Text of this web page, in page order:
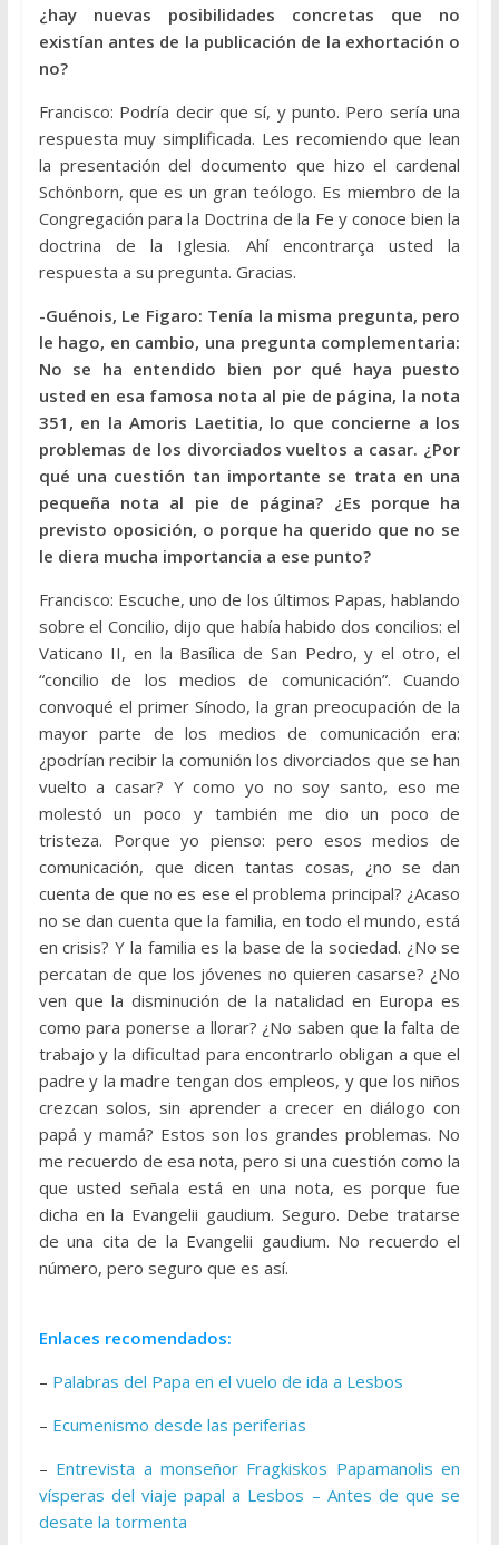
¿hay nuevas posibilidades concretas que no
existían antes de la publicación de la exhortación o
no?
Francisco: Podría decir que sí, y punto. Pero sería una
respuesta muy simplificada. Les recomiendo que lean
la presentación del documento que hizo el cardenal
Schönborn, que es un gran teólogo. Es miembro de la
Congregación para la Doctrina de la Fe y conoce bien la
doctrina de la Iglesia. Ahí encontrarça usted la
respuesta a su pregunta. Gracias.
-Guénois, Le Figaro: Tenía la misma pregunta, pero
le hago, en cambio, una pregunta complementaria:
No se ha entendido bien por qué haya puesto
usted en esa famosa nota al pie de página, la nota
351, en la Amoris Laetitia, lo que concierne a los
problemas de los divorciados vueltos a casar. ¿Por
qué una cuestión tan importante se trata en una
pequeña nota al pie de página? ¿Es porque ha
previsto oposición, o porque ha querido que no se
le diera mucha importancia a ese punto?
Francisco: Escuche, uno de los últimos Papas, hablando
sobre el Concilio, dijo que había habido dos concilios: el
Vaticano II, en la Basílica de San Pedro, y el otro, el
“concilio de los medios de comunicación”. Cuando
convoqué el primer Sínodo, la gran preocupación de la
mayor parte de los medios de comunicación era:
¿podrían recibir la comunión los divorciados que se han
vuelto a casar? Y como yo no soy santo, eso me
molestó un poco y también me dio un poco de
tristeza. Porque yo pienso: pero esos medios de
comunicación, que dicen tantas cosas, ¿no se dan
cuenta de que no es ese el problema principal? ¿Acaso
no se dan cuenta que la familia, en todo el mundo, está
en crisis? Y la familia es la base de la sociedad. ¿No se
percatan de que los jóvenes no quieren casarse? ¿No
ven que la disminución de la natalidad en Europa es
como para ponerse a llorar? ¿No saben que la falta de
trabajo y la dificultad para encontrarlo obligan a que el
padre y la madre tengan dos empleos, y que los niños
crezcan solos, sin aprender a crecer en diálogo con
papá y mamá? Estos son los grandes problemas. No
me recuerdo de esa nota, pero si una cuestión como la
que usted señala está en una nota, es porque fue
dicha en la Evangelii gaudium. Seguro. Debe tratarse
de una cita de la Evangelii gaudium. No recuerdo el
número, pero seguro que es así.
Enlaces recomendados:
– Palabras del Papa en el vuelo de ida a Lesbos
– Ecumenismo desde las periferias
– Entrevista a monseñor Fragkiskos Papamanolis en
vísperas del viaje papal a Lesbos – Antes de que se
desate la tormenta